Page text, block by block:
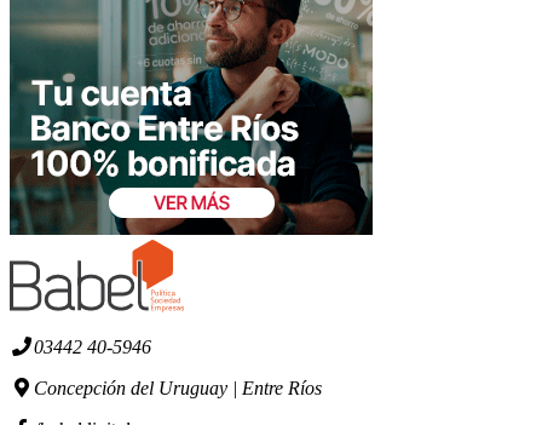
03442 40-5946
Concepción del Uruguay | Entre Ríos